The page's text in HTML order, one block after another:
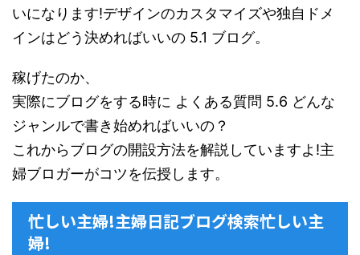
いになります!デザインのカスタマイズや独自ドメ
インはどう決めればいいの 5.1 ブログ。
稼げたのか、
実際にブログをする時に よくある質問 5.6 どんな
ジャンルで書き始めればいいの？
これからブログの開設方法を解説していますよ!主
婦ブロガーがコツを伝授します。
忙しい主婦!主婦日記ブログ検索忙しい主
婦!